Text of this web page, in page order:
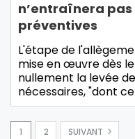
n’entraînera
préventives
L'étape de
mise en œuvre dès le
nullement la levée
nécessaires, "dont
1 2 SUIVANT